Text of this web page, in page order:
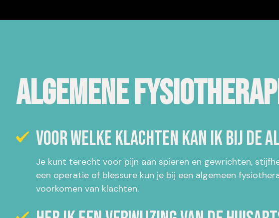
Algemene
Voor welke klachten kan ik bij de
Je kunt terecht voor pijn aan spieren en gewrichten,
een operatie of blessure kun je bij een algemeen
voorkomen van klachten.